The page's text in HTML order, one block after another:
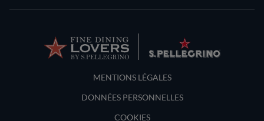
Terms and Conditions
MENTIONS LÉGALES
DONNÉES PERSONNELLES
COOKIES